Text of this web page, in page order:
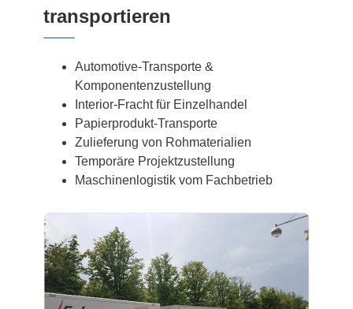
transportieren
Automotive-Transporte &
Komponentenzustellung
Interior-Fracht für Einzelhandel
Papierprodukt-Transporte
Zulieferung von Rohmaterialien
Temporäre Projektzustellung
Maschinenlogistik vom Fachbetrieb